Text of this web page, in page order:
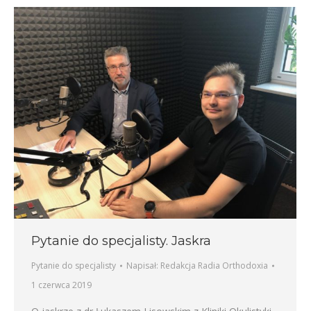
Pytanie do specjalisty. Jaskra
Pytanie do specjalisty Napisał: Redakcja Radia Orthodoxia
1 czerwca 2019